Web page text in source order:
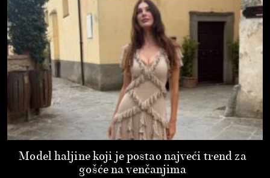
Model haljine koji je postao najveći trend za
gošće na venčanjima